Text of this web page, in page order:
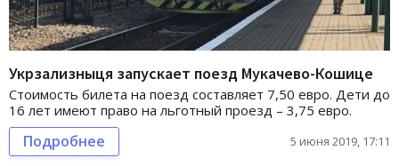
Укрзализныця запускает поезд Мукачево-Кошице
Стоимость билета на поезд составляет 7,50 евро. Дети до
16 лет имеют право на льготный проезд – 3,75 евро.
Подробнее 5 июня 2019, 17:11